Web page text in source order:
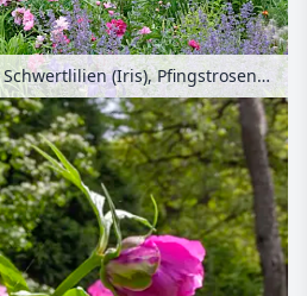
Katzenminzen (Nepeta), Schwertlilien (Iris), Pfingstrosen (Paeonia) und Türkenmohn (Papaver orientale) mit Gartenpavillon